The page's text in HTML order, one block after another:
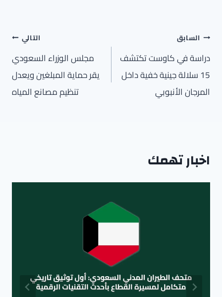
تصفّح
المقالات
السابق
دراسة في كاوست تكتشف
15 سلالة جينية خفية داخل
المرجان الأنبوبي
التالي
مجلس الوزراء السعودي
يقر حماية المبلغين ويعدل
تنظيم مصانع المياه
اخبار تهمك